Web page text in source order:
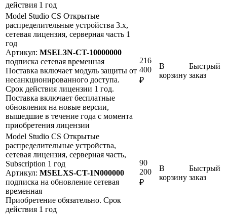
действия 1 год
Model Studio CS Открытые
распределительные устройства 3.x,
сетевая лицензия, серверная часть 1
год
Артикул: MSEL3N-CT-10000000
подписка сетевая временная
Поставка включает модуль защиты от
несанкционированного доступа.
Срок действия лицензии 1 год.
Поставка включает бесплатные
обновления на новые версии,
вышедшие в течение года с момента
приобретения лицензии
216
400
₽
В
корзину
Быстрый
заказ
Model Studio CS Открытые
распределительные устройства,
сетевая лицензия, серверная часть,
Subscription 1 год
Артикул: MSELXS-CT-1N000000
подписка на обновление сетевая
временная
Приобретение обязательно. Срок
действия 1 год
90
200
₽
В
корзину
Быстрый
заказ